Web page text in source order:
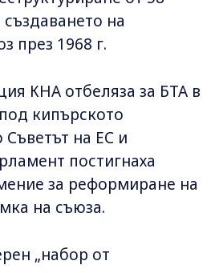
на
през 1968 г.
КНА отбеляза за БТА в
кипърското
Съветът на ЕС и
постигнаха
за реформиране на
на съюза.
„набор от